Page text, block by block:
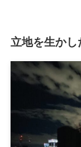
立地を生か